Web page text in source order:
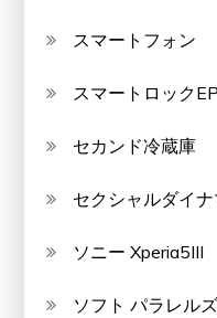
スマートフォン
スマートロック
セカンド冷蔵庫
セクシャルダイ
ソニー Xperia5III
ソフト パラレルズ